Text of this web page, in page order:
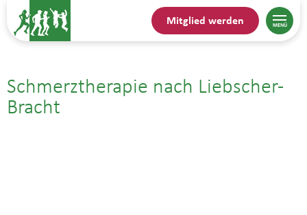
Mitglied werden
Schmerztherapie nach Liebscher-
Bracht